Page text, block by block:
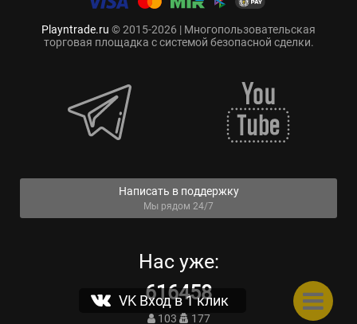
Playntrade.ru © 2015-2026 | Многопользовательская
торговая площадка с системой безопасной сделки.
Написать в поддержку
Мы рядом 24/7
Нас уже:
616458
103 177
VK Вход в 1 клик